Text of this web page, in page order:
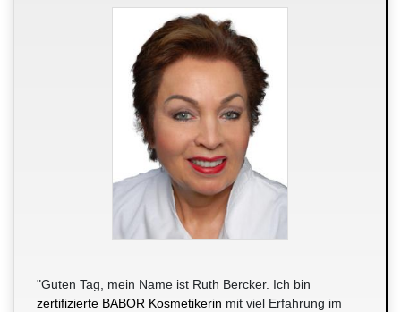
"Guten Tag, mein Name ist Ruth Bercker. Ich bin
zertifizierte BABOR Kosmetikerin mit viel Erfahrung im